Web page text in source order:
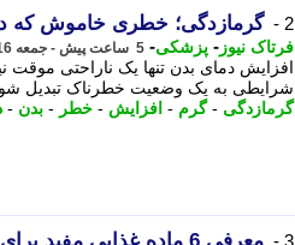
2 - گرمازدگی؛ خطری خاموش که
فرتاک نیوز - پزشکی- 5 ساعت پیش - جمعه 16 مرداد 1405، 08:30
افزایش دمای بدن تنها یک ناراحتی موقت
شرایطی به یک وضعیت خطرناک تبدیل
گرمازدگی -گرم - افزایش - خطر - بدن -
3 -